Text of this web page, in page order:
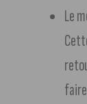
Le